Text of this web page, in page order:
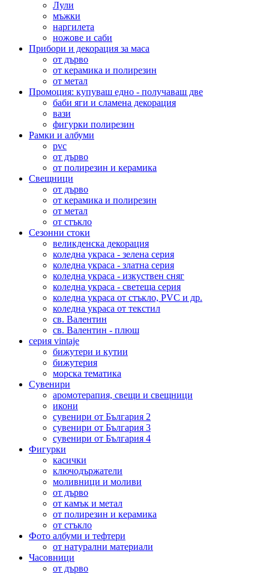
Лули
мъжки
наргилета
ножове и саби
Прибори и декорация за маса
от дърво
от керамика и полирезин
от метал
Промоция: купуваш едно - получаваш две
баби яги и сламена декорация
вази
фигурки полирезин
Рамки и албуми
pvc
от дърво
от полирезин и керамика
Свещници
от дърво
от керамика и полирезин
от метал
от стъкло
Сезонни стоки
великденска декорация
коледна украса - зелена серия
коледна украса - златна серия
коледна украса - изкуствен сняг
коледна украса - светеща серия
коледна украса от стъкло, PVC и др.
коледна украса от текстил
св. Валентин
св. Валентин - плюш
серия vintaje
бижутери и кутии
бижутерия
морска тематика
Сувенири
аромотерапия, свещи и свещници
икони
сувенири от България 2
сувенири от България 3
сувенири от България 4
Фигурки
касички
ключодържатели
моливници и моливи
от дърво
от камък и метал
от полирезин и керамика
от стъкло
Фото албуми и тефтери
от натурални материали
Часовници
от дърво